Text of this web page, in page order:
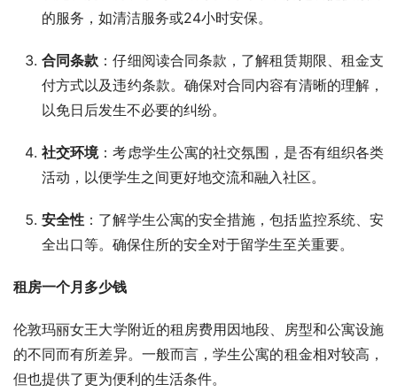
的服务，如清洁服务或24小时安保。
合同条款 ：仔细阅读合同条款，了解租赁期限、租金支
付方式以及违约条款。确保对合同内容有清晰的理解，
以免日后发生不必要的纠纷。
社交环境：考虑学生公寓的社交氛围，是否有组织各类
活动，以便学生之间更好地交流和融入社区。
安全性 ：了解学生公寓的安全措施，包括监控系统、安
全出口等。确保住所的安全对于留学生至关重要。
租房一个月多少钱
伦敦玛丽女王大学附近的租房费用因地段、房型和公寓设施
的不同而有所差异。一般而言，学生公寓的租金相对较高，
但也提供了更为便利的生活条件。